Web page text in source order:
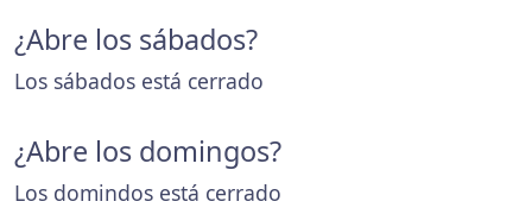
¿Abre los sábados?
Los sábados está cerrado
¿Abre los domingos?
Los domindos está cerrado